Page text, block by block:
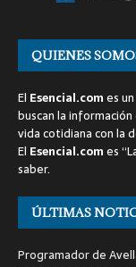
QUIENES
El Esencial.comes
buscan la
vida cotidiana con la
El Esencial.comes
saber.
ÚLTIMAS
Programador de